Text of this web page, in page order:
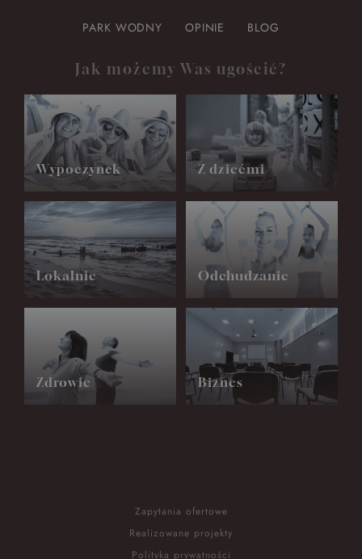
PARK WODNY OPINIE BLOG
Jak możemy Was ugościć?
Wypoczynek Z dziećmi
Lokalnie Odchudzanie
Zdrowie Biznes
Zapytania ofertowe
Realizowane projekty
Polityka prywatności